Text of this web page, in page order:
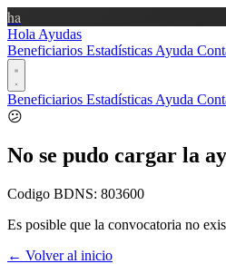
ha
Hola Ayudas
Beneficiarios Estadísticas Ayuda
Beneficiarios Estadísticas Ayuda
😕
No se pudo cargar la
Codigo BDNS: 803600
Es posible que la convocatoria no
← Volver al inicio